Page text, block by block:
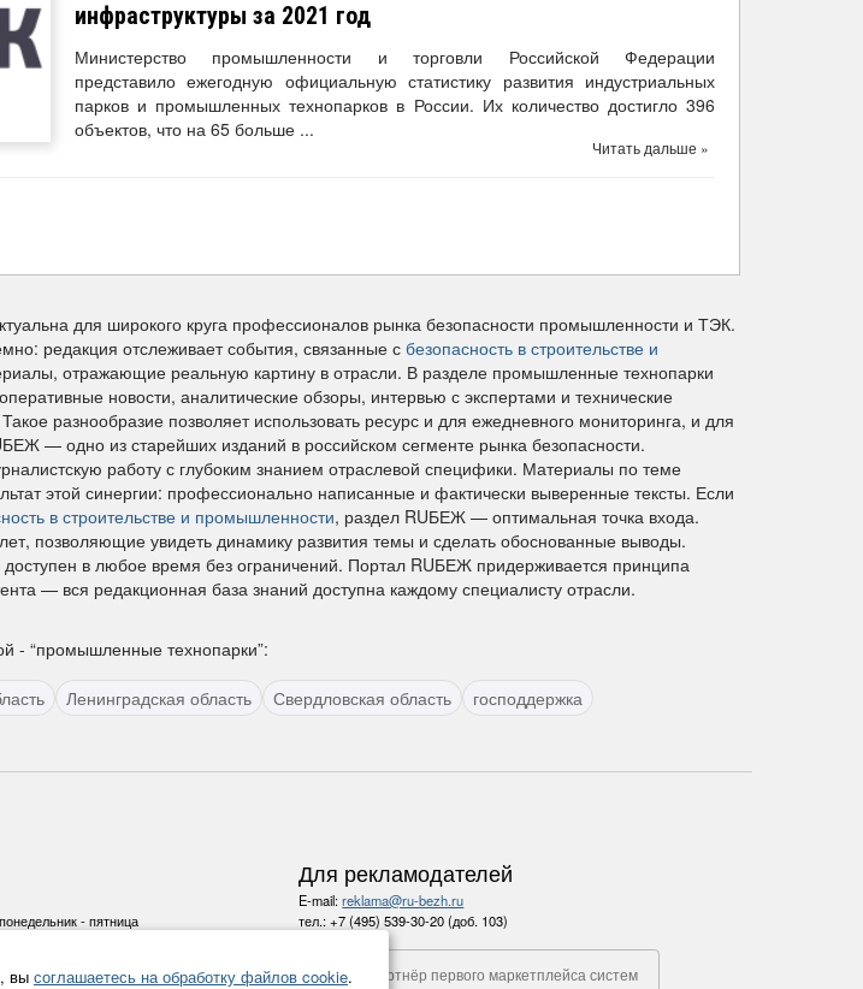
инфраструктуры за 2021 год
Министерство промышленности и торговли Российской Федерации
представило ежегодную официальную статистику развития индустриальных
парков и промышленных технопарков в России. Их количество достигло 396
объектов, что на 65 больше ...
Читать дальше »
для широкого круга профессионалов рынка безопасности промышленности и ТЭК.
редакция отслеживает события, связанные с безопасность в строительстве и
отражающие реальную картину в отрасли. В разделе промышленные технопарки
новости, аналитические обзоры, интервью с экспертами и технические
разнообразие позволяет использовать ресурс и для ежедневного мониторинга, и для
— одно из старейших изданий в российском сегменте рынка безопасности.
работу с глубоким знанием отраслевой специфики. Материалы по теме
этой синергии: профессионально написанные и фактически выверенные тексты. Если
в строительстве и промышленности, раздел RUБЕЖ — оптимальная точка входа.
позволяющие увидеть динамику развития темы и сделать обоснованные выводы.
в любое время без ограничений. Портал RUБЕЖ придерживается принципа
— вся редакционная база знаний доступна каждому специалисту отрасли.
- “промышленные технопарки”:
Ленинградская область Свердловская область господдержка
- пятница
Для рекламодателей
E-mail:reklama@ru-bezh.ru
тел.:+7 (495) 539-30-20 (доб. 103)
Партнёр первого маркетплейса систем
вы соглашаетесь на обработку файлов cookie.